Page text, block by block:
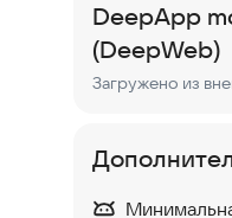
DeepApp
(DeepWeb)
Загружено из